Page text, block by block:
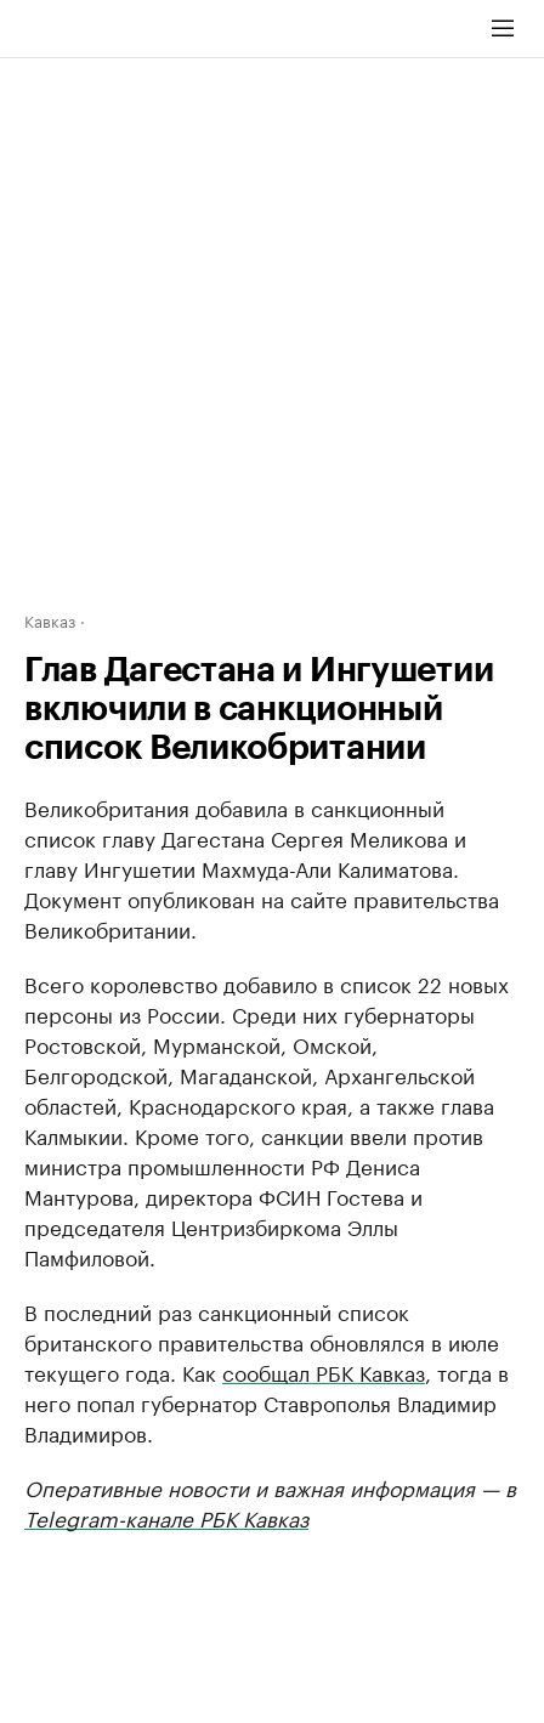
Кавказ
Глав Дагестана и Ингушетии
включили в санкционный
список Великобритании
Великобритания добавила в санкционный
список главу Дагестана Сергея Меликова и
главу Ингушетии Махмуда-Али Калиматова.
Документ опубликован на сайте правительства
Великобритании.
Всего королевство добавило в список 22 новых
персоны из России. Среди них губернаторы
Ростовской, Мурманской, Омской,
Белгородской, Магаданской, Архангельской
областей, Краснодарского края, а также глава
Калмыкии. Кроме того, санкции ввели против
министра промышленности РФ Дениса
Мантурова, директора ФСИН Гостева и
председателя Центризбиркома Эллы
Памфиловой.
В последний раз санкционный список
британского правительства обновлялся в июле
текущего года. Как сообщал РБК Кавказ , тогда в
него попал губернатор Ставрополья Владимир
Владимиров.
Оперативные новости и важная информация — в
Telegram-канале РБК Кавказ